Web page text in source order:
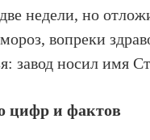
недели, но
вопреки
завод носил имя
цифр и фактов